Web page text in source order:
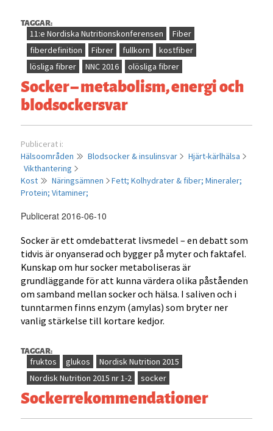
TAGGAR:
11:e Nordiska Nutritionskonferensen
Fiber
fiberdefinition
Fibrer fullkorn
kostfiber
lösliga fibrer
NNC 2016 olösliga fibrer
Socker – metabolism, energi och
blodsockersvar
Publicerat i:
Hälsoområden
Blodsocker & insulinsvar
Hjärt-kärlhälsa
Vikthantering
Kost
Näringsämnen Fett;Kolhydrater & fiber;Mineraler;
Protein;Vitaminer;
Publicerat 2016-06-10
Socker är ett omdebatterat livsmedel – en debatt som
tidvis är onyanserad och bygger på myter och faktafel.
Kunskap om hur socker metaboliseras är
grundläggande för att kunna värdera olika påståenden
om samband mellan socker och hälsa. I saliven och i
tunntarmen finns enzym (amylas) som bryter ner
vanlig stärkelse till kortare kedjor.
TAGGAR:
fruktos glukos
Nordisk Nutrition 2015
Nordisk Nutrition 2015 nr 1-2
socker
Sockerrekommendationer